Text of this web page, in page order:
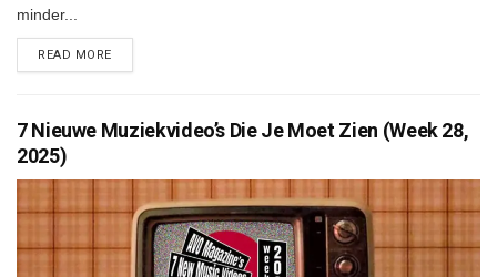
minder...
READ MOREDETAILS
7 Nieuwe Muziekvideo’s Die Je Moet Zien (Week 28,
2025)